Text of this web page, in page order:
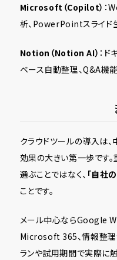
Microsoft（Copilot） ：
析、PowerPointスライド
Notion（Notion AI） ：ド
ベース自動整理、Q&A機能
クラウドツールの導入は
効果の大きい第一歩です
選ぶことではなく、 「自社
ことです。
メール中心ならGoogle
Microsoft 365、情報整
ランや試用期間で実際に